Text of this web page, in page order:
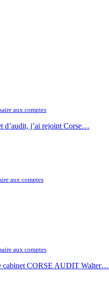
aux comptes
d’audit, j’ai rejoint Corse…
aux comptes
aux comptes
cabinet CORSE AUDIT Walter…